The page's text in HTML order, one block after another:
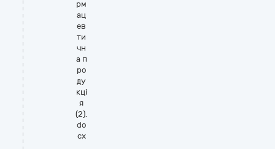
рм
ац
ев
ти
чн
а п
ро
ду
кці
я
(2).
do
cx